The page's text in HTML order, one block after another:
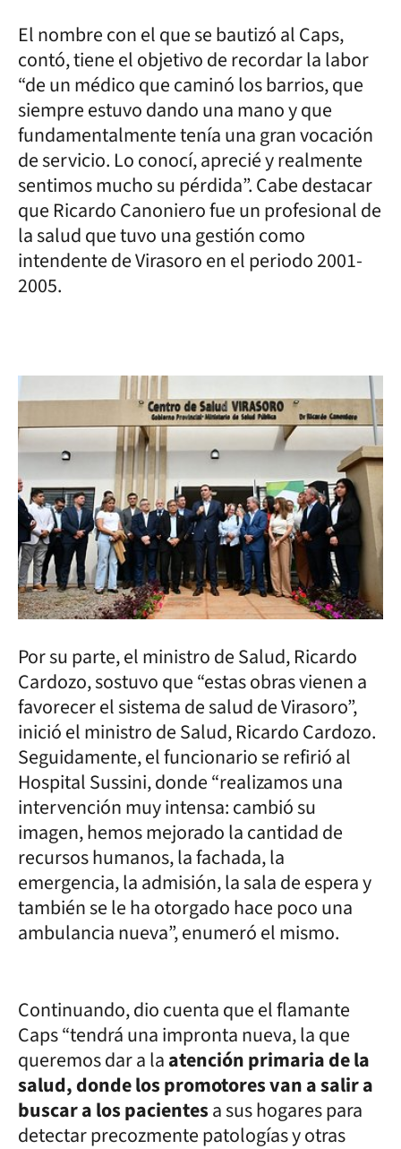
El nombre con el que se bautizó al Caps,
contó, tiene el objetivo de recordar la labor
“de un médico que caminó los barrios, que
siempre estuvo dando una mano y que
fundamentalmente tenía una gran vocación
de servicio. Lo conocí, aprecié y realmente
sentimos mucho su pérdida”. Cabe destacar
que Ricardo Canoniero fue un profesional de
la salud que tuvo una gestión como
intendente de Virasoro en el periodo 2001-
2005.
Por su parte, el ministro de Salud, Ricardo
Cardozo, sostuvo que “estas obras vienen a
favorecer el sistema de salud de Virasoro”,
inició el ministro de Salud, Ricardo Cardozo.
Seguidamente, el funcionario se refirió al
Hospital Sussini, donde “realizamos una
intervención muy intensa: cambió su
imagen, hemos mejorado la cantidad de
recursos humanos, la fachada, la
emergencia, la admisión, la sala de espera y
también se le ha otorgado hace poco una
ambulancia nueva”, enumeró el mismo.
Continuando, dio cuenta que el flamante
Caps “tendrá una impronta nueva, la que
queremos dar a laatención primaria de la
salud, donde los promotores van a salir a
buscar a los pacientesa sus hogares para
detectar precozmente patologías y otras